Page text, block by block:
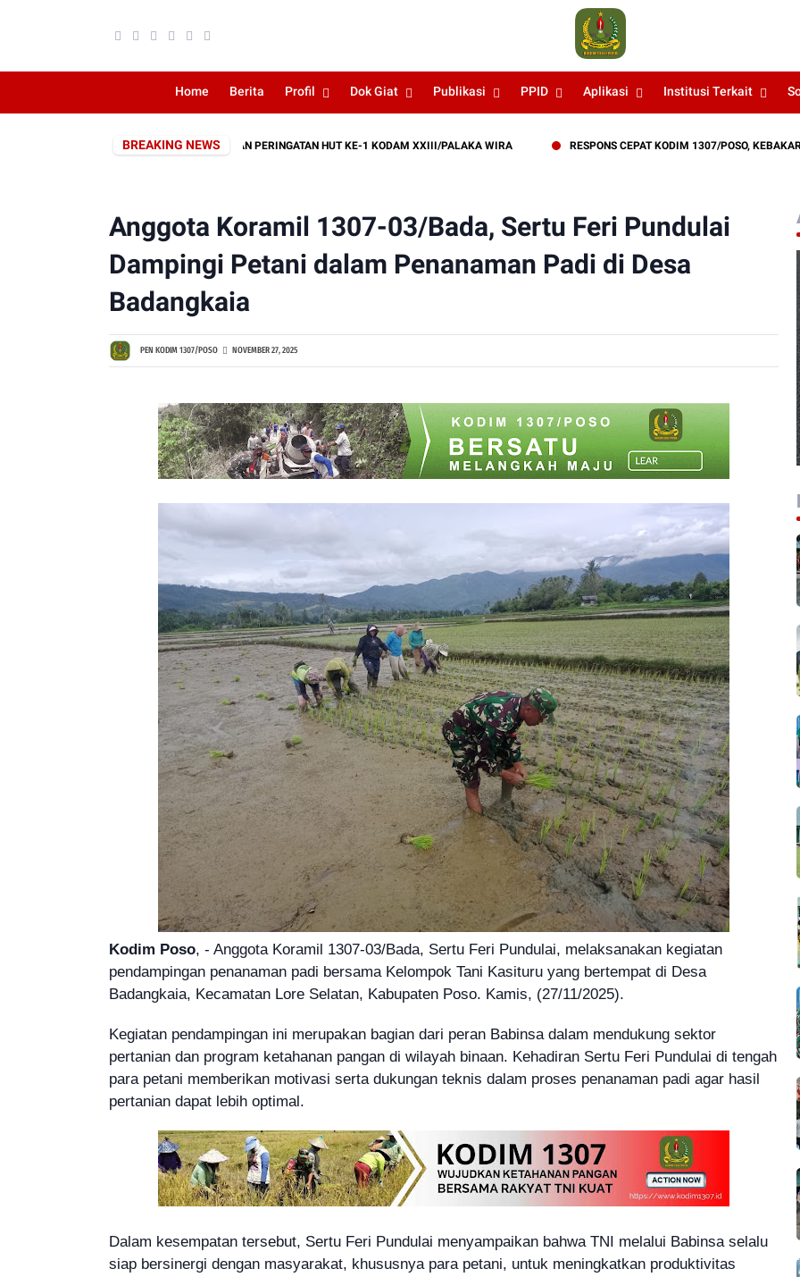
Home Berita Profil Dok Giat Publikasi PPID Aplikasi Institusi Terkait
BREAKING NEWS
ROMBONGAN SEBAGAI RANGKAIAN PERINGATAN HUT KE-1 KODAM XXIII/PALAKA WIRA RESPONS CEPAT KODIM 1307/POSO, KEBAKARAN
Anggota Koramil 1307-03/Bada, Sertu Feri Pundulai
Dampingi Petani dalam Penanaman Padi di Desa
Badangkaia
PEN KODIM 1307/POSO NOVEMBER 27, 2025
Kodim Poso, - Anggota Koramil 1307-03/Bada, Sertu Feri Pundulai, melaksanakan kegiatan
pendampingan penanaman padi bersama Kelompok Tani Kasituru yang bertempat di Desa
Badangkaia, Kecamatan Lore Selatan, Kabupaten Poso. Kamis, (27/11/2025).
Kegiatan pendampingan ini merupakan bagian dari peran Babinsa dalam mendukung sektor
pertanian dan program ketahanan pangan di wilayah binaan. Kehadiran Sertu Feri Pundulai di tengah
para petani memberikan motivasi serta dukungan teknis dalam proses penanaman padi agar hasil
pertanian dapat lebih optimal.
Dalam kesempatan tersebut, Sertu Feri Pundulai menyampaikan bahwa TNI melalui Babinsa selalu
siap bersinergi dengan masyarakat, khususnya para petani, untuk meningkatkan produktivitas